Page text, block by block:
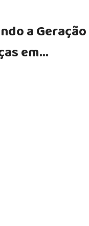
a Geração
em